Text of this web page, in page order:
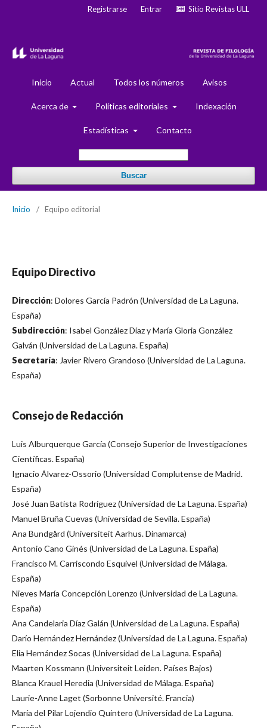
Inicio Actual Todos los números Avisos
Acerca de Políticas editoriales Indexación
Estadísticas Contacto
Buscar
Registrarse Entrar Sitio Revistas ULL
Inicio / Equipo editorial
Equipo Directivo
Dirección: Dolores García Padrón (Universidad de La Laguna.
España)
Subdirección: Isabel González Díaz y María Gloria González
Galván (Universidad de La Laguna. España)
Secretaría: Javier Rivero Grandoso (Universidad de La Laguna.
España)
Consejo de Redacción
Luis Alburquerque García (Consejo Superior de Investigaciones
Científicas. España)
Ignacio Álvarez-Ossorio (Universidad Complutense de Madrid.
España)
José Juan Batista Rodríguez (Universidad de La Laguna. España)
Manuel Bruña Cuevas (Universidad de Sevilla. España)
Ana Bundgård (Universiteit Aarhus. Dinamarca)
Antonio Cano Ginés (Universidad de La Laguna. España)
Francisco M. Carriscondo Esquivel (Universidad de Málaga.
España)
Nieves María Concepción Lorenzo (Universidad de La Laguna.
España)
Ana Candelaria Díaz Galán (Universidad de La Laguna. España)
Darío Hernández Hernández (Universidad de La Laguna. España)
Elia Hernández Socas (Universidad de La Laguna. España)
Maarten Kossmann (Universiteit Leiden. Países Bajos)
Blanca Krauel Heredia (Universidad de Málaga. España)
Laurie-Anne Laget (Sorbonne Université. Francia)
María del Pilar Lojendio Quintero (Universidad de La Laguna.